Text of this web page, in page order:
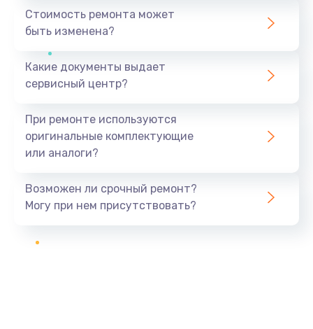
Стоимость ремонта может
быть изменена?
Какие документы выдает
сервисный центр?
При ремонте используются
оригинальные комплектующие
или аналоги?
Возможен ли срочный ремонт?
Могу при нем присутствовать?